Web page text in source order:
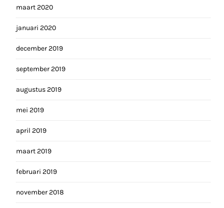
maart 2020
januari 2020
december 2019
september 2019
augustus 2019
mei 2019
april 2019
maart 2019
februari 2019
november 2018